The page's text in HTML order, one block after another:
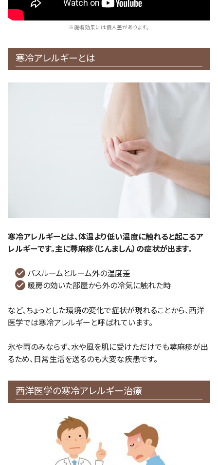
※施術効果には個人差があります。
寒冷アレルギーとは
寒冷アレルギーとは、体温より低い温度に触れると起こるア
レルギーです。主に蕁麻疹（じんましん）の症状が出ます。
バスルームとルーム外の温度差
暖房の効いた部屋から外の冷気に触れた時
など、ちょっとした環境の変化で症状が現れることから、西洋
医学では寒冷アレルギーと呼ばれています。
氷や雨のみならず、水や風を肌に受けただけでも蕁麻疹が出
るため、日常生活を送るのも大変な疾患です。
西洋医学の寒冷アレルギー治療